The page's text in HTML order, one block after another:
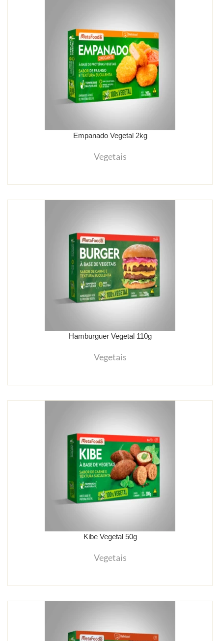
Empanado Vegetal 2kg
Vegetais
Hamburguer Vegetal 110g
Vegetais
Kibe Vegetal 50g
Vegetais